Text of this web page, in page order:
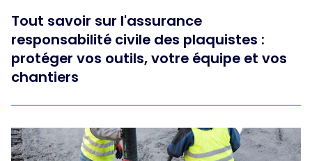
Tout savoir sur l'assurance
responsabilité civile des plaquistes :
protéger vos outils, votre équipe et vos
chantiers